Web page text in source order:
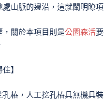
山脈的邊沿，這就闡明瞭
關於本項目則是公園森活
】
樁，人工挖孔樁具無機具